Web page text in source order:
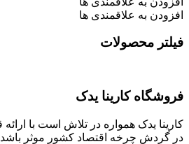
افزودن به علاقمندی ها
فیلتر محصولات
فروشگاه کارینا یدک
کارینا یدک همواره در تلاش است با
در گردش چرخه اقتصاد کشور موثر باشد